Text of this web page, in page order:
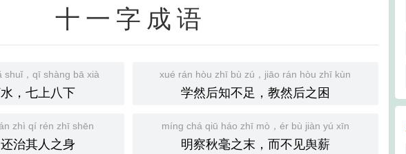
十一字成语
shuǐ，qī shàng bā xià
，七上八下
xué rán hòu zhī bù zú，jiāo rán hòu zhī kùn
学然后知不足，教然后之困
zhì qí rén zhī shēn
治其人之身
míng chá qiū háo zhī mò，ér bù jiàn yú xīn
明察秋毫之末，而不见舆薪